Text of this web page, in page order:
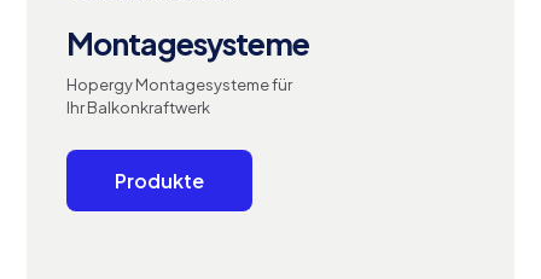
Montagesysteme
Hopergy Montagesysteme für
Ihr Balkonkraftwerk
Produkte